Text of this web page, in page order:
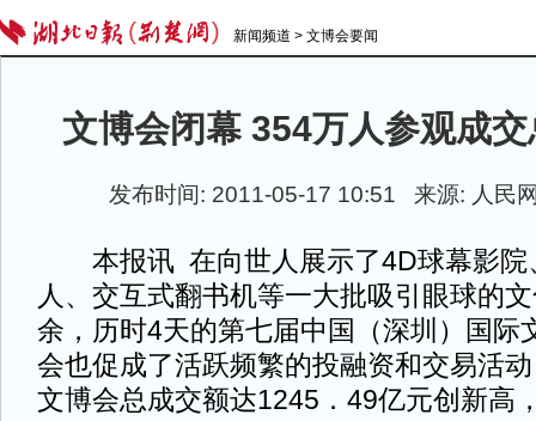
新闻频道 > 文博会要闻
文博会闭幕 354万人参观成
发布时间: 2011-05-17 10:51 来源: 人
本报讯 在向世人展示了4D球幕影院
人、交互式翻书机等一大批吸引眼球的
余，历时4天的第七届中国（深圳）国际
会也促成了活跃频繁的投融资和交易活
文博会总成交额达1245．49亿元创新高